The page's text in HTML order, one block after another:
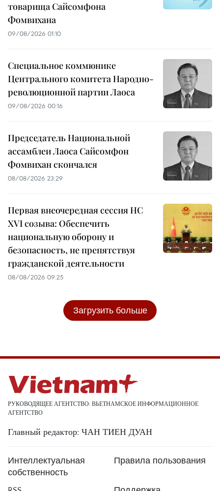
товарища Сайсомфона
Фомвихана
09/08/2026 01:10
Специальное коммюнике
Центрального комитета Народно-
революционной партии Лаоса
09/08/2026 00:16
Председатель Национальной
ассамблеи Лаоса Сайсомфон
Фомвихан скончался
08/08/2026 23:29
Первая внеочередная сессия НС
XVI созыва: Обеспечить
национальную оборону и
безопасность, не препятствуя
гражданской деятельности
08/08/2026 09:25
Загрузить больше
РУКОВОДЯЩЕЕ АГЕНТСТВО: ВЬЕТНАМСКОЕ ИНФОРМАЦИОННОЕ
АГЕНТСТВО
Главный редактор: ЧАН ТИЕН ДУАН
Интеллектуальная
собственность
Правила пользования